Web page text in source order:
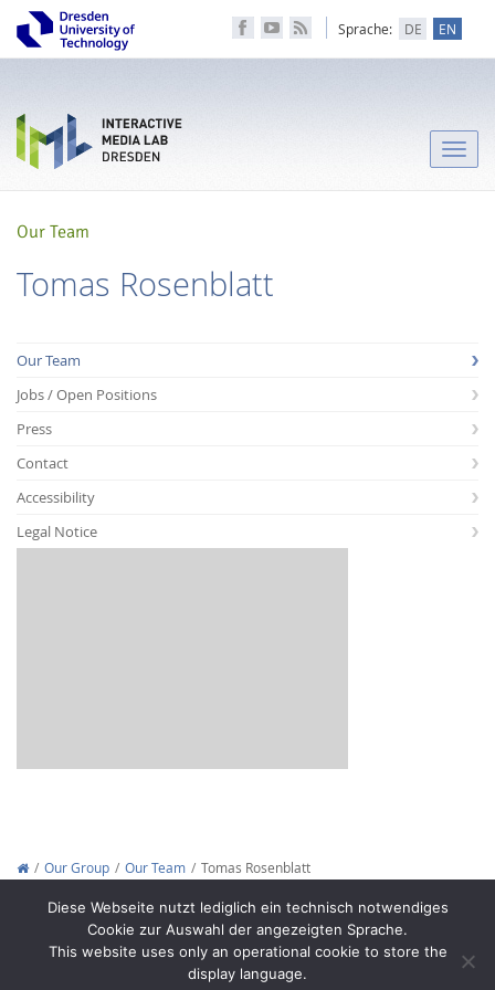
Sprache: DE EN
Toggle
Our Team
Tomas Rosenblatt
Our Team
Jobs / Open Positions
Press
Contact
Accessibility
Legal Notice
Our Group Our Team
Tomas Rosenblatt
Diese Webseite nutzt lediglich ein technisch notwendiges
Cookie zur Auswahl der angezeigten Sprache.
This website uses only an operational cookie to store the
display language.